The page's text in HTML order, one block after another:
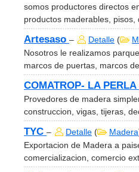
somos productores directos
productos maderables, pisos,
Artesaso – Detalle (
Nosotros le realizamos
marcos de puertas, marcos de
COMATROP- LA PERLA
Provedores de madera
construccion, vigas, tijeras,
TYC – Detalle ( Madera
Exportacion de Madera a
comercializacion, comercio